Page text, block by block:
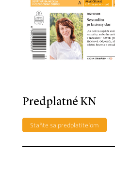
Predplatné KN
Staňte sa predplatiteľom